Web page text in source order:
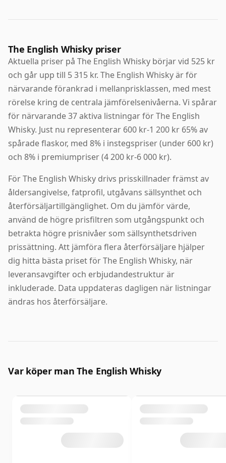
The English Whisky priser
Aktuella priser på The English Whisky börjar vid 525 kr
och går upp till 5 315 kr. The English Whisky är för
närvarande förankrad i mellanprisklassen, med mest
rörelse kring de centrala jämförelsenivåerna. Vi spårar
för närvarande 37 aktiva listningar för The English
Whisky. Just nu representerar 600 kr-1 200 kr 65% av
spårade flaskor, med 8% i instegspriser (under 600 kr)
och 8% i premiumpriser (4 200 kr-6 000 kr).
För The English Whisky drivs prisskillnader främst av
åldersangivelse, fatprofil, utgåvans sällsynthet och
återförsäljartillgänglighet. Om du jämför värde,
använd de högre prisfiltren som utgångspunkt och
betrakta högre prisnivåer som sällsynthetsdriven
prissättning. Att jämföra flera återförsäljare hjälper
dig hitta bästa priset för The English Whisky, när
leveransavgifter och erbjudandestruktur är
inkluderade. Data uppdateras dagligen när listningar
ändras hos återförsäljare.
Var köper man The English Whisky